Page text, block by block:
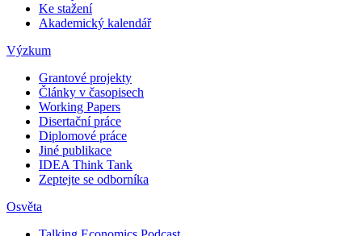
Ke stažení
Akademický kalendář
Výzkum
Grantové projekty
Články v časopisech
Working Papers
Disertační práce
Diplomové práce
Jiné publikace
IDEA Think Tank
Zeptejte se odborníka
Osvěta